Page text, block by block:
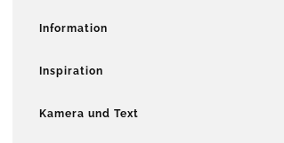
Information
Inspiration
Kamera und Text